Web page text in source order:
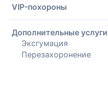
VIP-похороны
Дополнительные услуги
Эксгумация
Перезахоронение